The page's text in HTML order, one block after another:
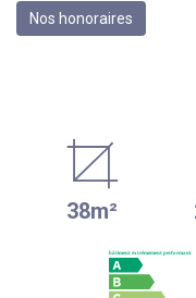
Nos honoraires
38m²